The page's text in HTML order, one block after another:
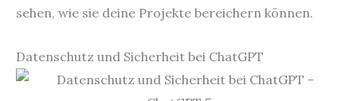
sehen, wie sie deine Projekte bereichern können.
Datenschutz und Sicherheit bei ChatGPT